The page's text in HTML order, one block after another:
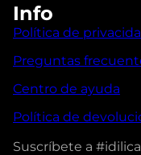
Info
Política de
Preguntas
Centro de ayuda
Política de
Suscríbete a